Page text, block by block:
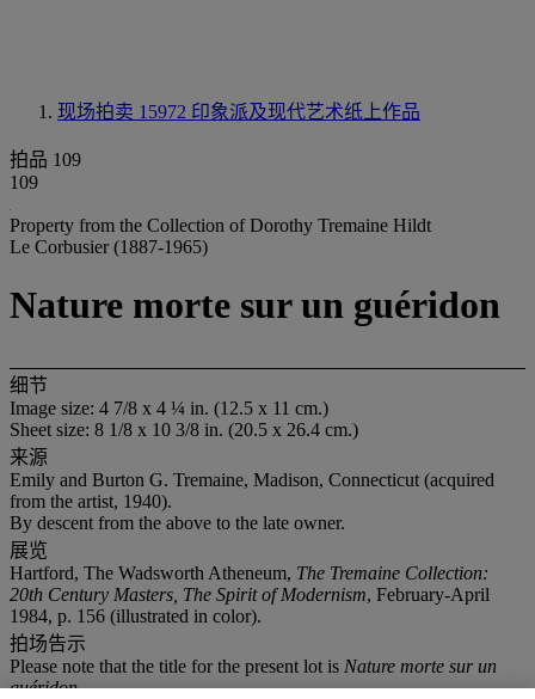
现场拍卖 15972 印象派及现代艺术纸上作品
拍品 109
109
Property from the Collection of Dorothy Tremaine Hildt
Le Corbusier (1887-1965)
Nature morte sur un guéridon
细节
Image size: 4 7/8 x 4 ¼ in. (12.5 x 11 cm.)
Sheet size: 8 1/8 x 10 3/8 in. (20.5 x 26.4 cm.)
来源
Emily and Burton G. Tremaine, Madison, Connecticut (acquired
from the artist, 1940).
By descent from the above to the late owner.
展览
Hartford, The Wadsworth Atheneum, The Tremaine Collection:
20th Century Masters, The Spirit of Modernism, February-April
1984, p. 156 (illustrated in color).
拍场告示
Please note that the title for the present lot is Nature morte sur un
guéridon.